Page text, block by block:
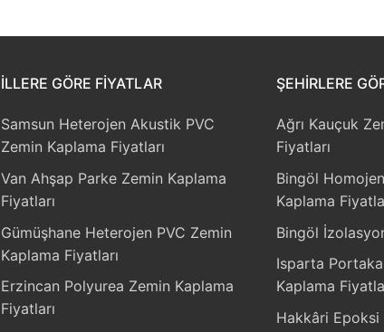
İLLERE GÖRE FIYATLAR
Samsun Heterojen Akustik PVC
Zemin Kaplama Fiyatları
Van Ahşap Parke Zemin Kaplama
Fiyatları
Gümüşhane Heterojen PVC Zemin
Kaplama Fiyatları
Erzincan Polyurea Zemin Kaplama
Fiyatları
ŞEHIRLERE
Ağrı Kauçuk
Fiyatları
Bingöl
Kaplama
Bingöl
Isparta
Kaplama
Hakkâri Epoksi